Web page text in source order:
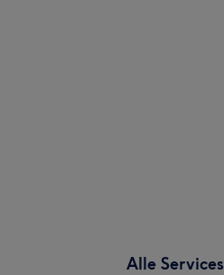
Alle Services